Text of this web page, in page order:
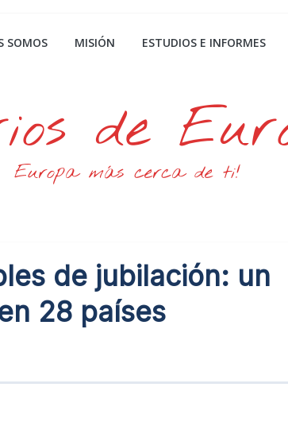
SOMOS MISIÓN ESTUDIOS E INFORMES
de
Europa más cerca de ti!
de jubilación: un
28 países